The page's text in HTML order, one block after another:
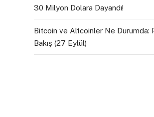
30 Milyon Dolara Dayandı!
Bitcoin ve Altcoinler Ne Durumda:
Bakış (27 Eylül)